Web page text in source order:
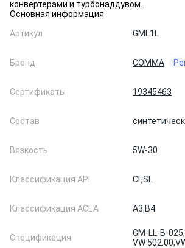
конвертерами и турбонаддувом.
Основная информация
Артикул
GML1L
Бренд COMMA
Сертификаты 19345463
Состав
Вязкость 5W-30
Классификация API CF,SL
Классификация ACEA A3,B4
Спецификация GM-LL-B-025,
VW 502.00,